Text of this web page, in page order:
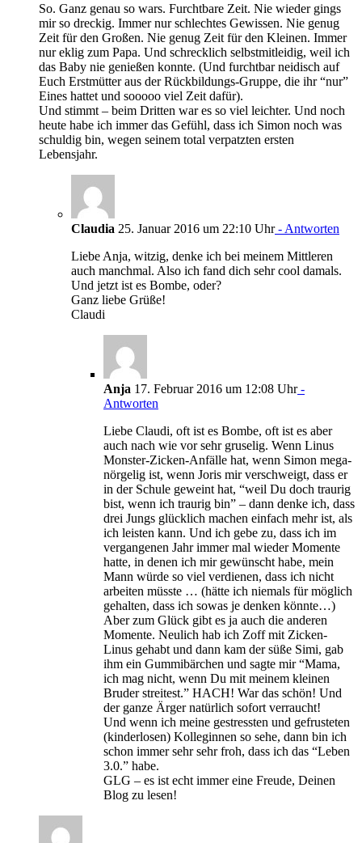
So. Ganz genau so wars. Furchtbare Zeit. Nie wieder gings
mir so dreckig. Immer nur schlechtes Gewissen. Nie genug
Zeit für den Großen. Nie genug Zeit für den Kleinen. Immer
nur eklig zum Papa. Und schrecklich selbstmitleidig, weil ich
das Baby nie genießen konnte. (Und furchtbar neidisch auf
Euch Erstmütter aus der Rückbildungs-Gruppe, die ihr “nur”
Eines hattet und sooooo viel Zeit dafür).
Und stimmt – beim Dritten war es so viel leichter. Und noch
heute habe ich immer das Gefühl, dass ich Simon noch was
schuldig bin, wegen seinem total verpatzten ersten
Lebensjahr.
Claudia 25. Januar 2016 um 22:10 Uhr- Antworten
Liebe Anja, witzig, denke ich bei meinem Mittleren
auch manchmal. Also ich fand dich sehr cool damals.
Und jetzt ist es Bombe, oder?
Ganz liebe Grüße!
Claudi
Anja 17. Februar 2016 um 12:08 Uhr-
Antworten
Liebe Claudi, oft ist es Bombe, oft ist es aber
auch nach wie vor sehr gruselig. Wenn Linus
Monster-Zicken-Anfälle hat, wenn Simon mega-
nörgelig ist, wenn Joris mir verschweigt, dass er
in der Schule geweint hat, “weil Du doch traurig
bist, wenn ich traurig bin” – dann denke ich, dass
drei Jungs glücklich machen einfach mehr ist, als
ich leisten kann. Und ich gebe zu, dass ich im
vergangenen Jahr immer mal wieder Momente
hatte, in denen ich mir gewünscht habe, mein
Mann würde so viel verdienen, dass ich nicht
arbeiten müsste … (hätte ich niemals für möglich
gehalten, dass ich sowas je denken könnte…)
Aber zum Glück gibt es ja auch die anderen
Momente. Neulich hab ich Zoff mit Zicken-
Linus gehabt und dann kam der süße Simi, gab
ihm ein Gummibärchen und sagte mir “Mama,
ich mag nicht, wenn Du mit meinem kleinen
Bruder streitest.” HACH! War das schön! Und
der ganze Ärger natürlich sofort verraucht!
Und wenn ich meine gestressten und gefrusteten
(kinderlosen) Kolleginnen so sehe, dann bin ich
schon immer sehr sehr froh, dass ich das “Leben
3.0.” habe.
GLG – es ist echt immer eine Freude, Deinen
Blog zu lesen!